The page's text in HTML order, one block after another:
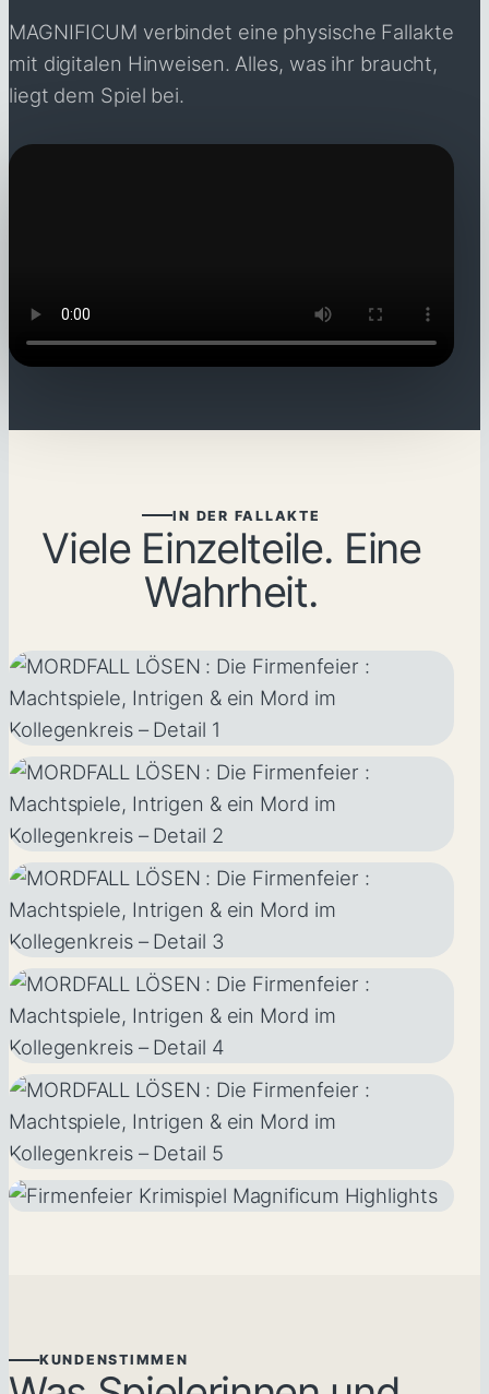
MAGNIFICUM verbindet eine physische Fallakte
mit digitalen Hinweisen. Alles, was ihr braucht,
liegt dem Spiel bei.
IN DER FALLAKTE
Viele Einzelteile. Eine
Wahrheit.
KUNDENSTIMMEN